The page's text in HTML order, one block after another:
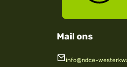
Mail ons
info@ndce-